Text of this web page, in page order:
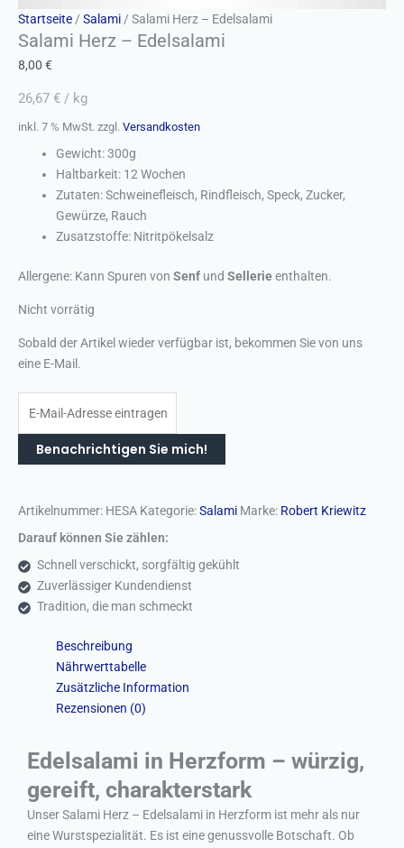
Startseite / Salami / Salami Herz – Edelsalami
Salami Herz – Edelsalami
8,00 €
26,67 € / kg
inkl. 7 % MwSt. zzgl. Versandkosten
Gewicht: 300g
Haltbarkeit: 12 Wochen
Zutaten: Schweinefleisch, Rindfleisch, Speck, Zucker,
Gewürze, Rauch
Zusatzstoffe: Nitritpökelsalz
Allergene: Kann Spuren von Senf und Sellerieenthalten.
Nicht vorrätig
Sobald der Artikel wieder verfügbar ist, bekommen Sie von uns
eine E-Mail.
Benachrichtigen Sie mich!
Artikelnummer: HESA Kategorie:Salami Marke: Robert Kriewitz
Darauf können Sie zählen:
Schnell verschickt, sorgfältig gekühlt
Zuverlässiger Kundendienst
Tradition, die man schmeckt
Beschreibung
Nährwerttabelle
Zusätzliche Information
Rezensionen (0)
Edelsalami in Herzform – würzig,
gereift, charakterstark
Unser Salami Herz – Edelsalami in Herzform ist mehr als nur
eine Wurstspezialität. Es ist eine genussvolle Botschaft. Ob